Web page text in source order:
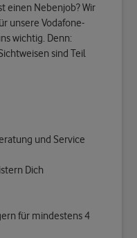
einen Nebenjob? Wir
unsere Vodafone-
wichtig. Denn:
sind Teil
und Service
Dich
für mindestens 4